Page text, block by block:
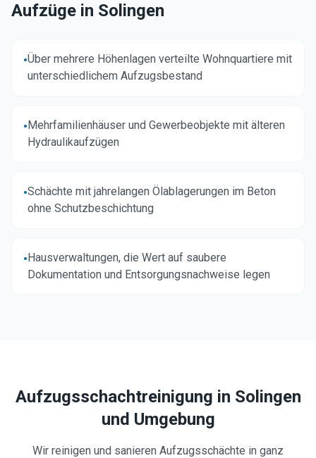
Aufzüge in Solingen
•Über mehrere Höhenlagen verteilte Wohnquartiere mit
unterschiedlichem Aufzugsbestand
•Mehrfamilienhäuser und Gewerbeobjekte mit älteren
Hydraulikaufzügen
•Schächte mit jahrelangen Ölablagerungen im Beton
ohne Schutzbeschichtung
•Hausverwaltungen, die Wert auf saubere
Dokumentation und Entsorgungsnachweise legen
Aufzugsschachtreinigung in Solingen
und Umgebung
Wir reinigen und sanieren Aufzugsschächte in ganz